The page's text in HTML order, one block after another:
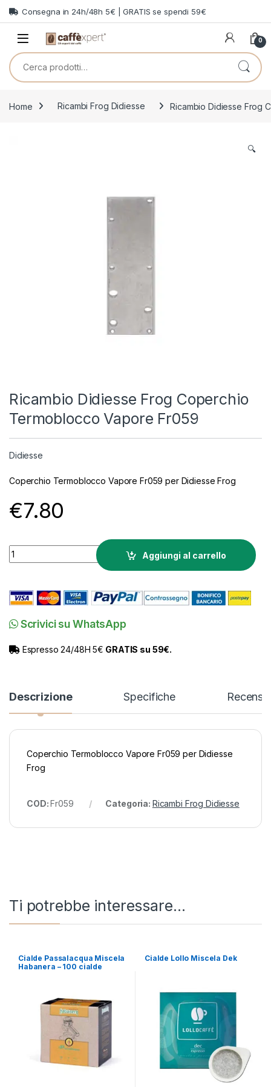
Skip to navigation
Skip to content
Consegna in 24h/48h 5€ | GRATIS se spendi 59€
0
Cerca:
Home Ricambi Frog Didiesse Ricambio Didiesse Frog
🔍
Ricambio Didiesse Frog Coperchio
Termoblocco Vapore Fr059
Didiesse
Coperchio Termoblocco Vapore Fr059 per Didiesse Frog
€7.80
Ricambio Didiesse Frog Coperchio Termoblocco Vapore
Aggiungi al carrello
Scrivici su WhatsApp
Espresso 24/48H 5€ GRATIS su 59€.
Descrizione Specifiche
Coperchio Termoblocco Vapore Fr059 per Didiesse
Frog
COD:Fr059 Categoria: Ricambi Frog Didiesse
Ti potrebbe interessare…
Cialde Passalacqua Miscela
Habanera – 100 cialde
Cialde Lollo Miscela Dek